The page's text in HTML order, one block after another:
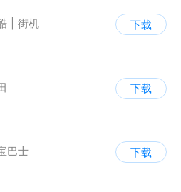
街机
下载
下载
巴士
下载